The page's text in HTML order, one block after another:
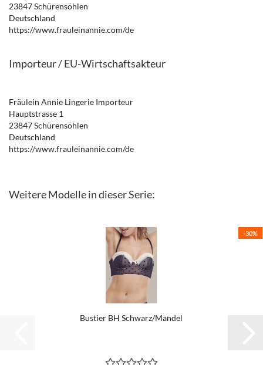
23847 Schürensöhlen
Deutschland
https://www.frauleinannie.com/de
Importeur / EU-Wirtschaftsakteur
Fräulein Annie Lingerie Importeur
Hauptstrasse 1
23847 Schürensöhlen
Deutschland
https://www.frauleinannie.com/de
Weitere Modelle in dieser Serie:
-30%
Bustier BH Schwarz/Mandel